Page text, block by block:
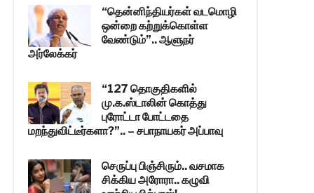
“தென்னிந்தியர்கள் வடமொழி
ஒன்றை கற்றுக்கொள்ள
வேண்டும்”.. ஆளுநர்
அர்லேக்கர்
“127 தொகுதிகளில்
மு.க.ஸ்டாலின் கொத்து
புரோட்டா போட்டதை
மறந்துவிட்டீர்களா?”.. – சபாநாயகர் அப்பாவு
செருப்பு பிஞ்சிரும்.. வசமாக
சிக்கிய அரோரா.. கழுவி